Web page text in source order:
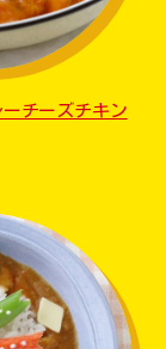
チーズチキン